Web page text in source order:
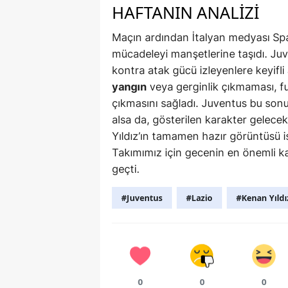
HAFTANIN ANALIZI
Maçın ardından İtalyan medyası
mücadeleyi manşetlerine taşıdı.
kontra atak gücü izleyenlere keyifli
yangın veya gerginlik çıkmaması,
çıkmasını sağladı. Juventus bu
alsa da, gösterilen karakter
Yıldız’ın tamamen hazır
Takımımız için gecenin en önemli
geçti.
#Juventus #Lazio #Kenan
0 0 0